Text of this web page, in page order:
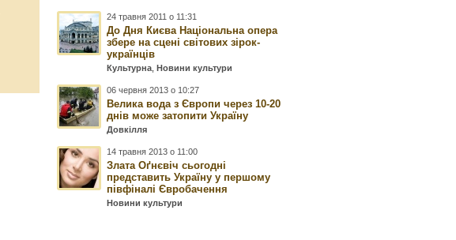
24 травня 2011 о 11:31
До Дня Києва Національна опера
збере на сцені світових зірок-
українців
Культурна ,Новини культури
06 червня 2013 о 10:27
Велика вода з Європи через 10-20
днів може затопити Україну
Довкілля
14 травня 2013 о 11:00
Злата Оґнєвіч сьогодні
представить Україну у першому
півфіналі Євробачення
Новини культури